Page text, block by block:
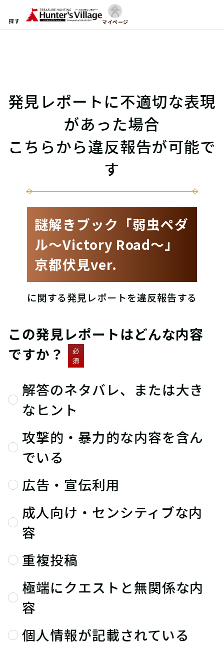
探す マイページ
発見レポートに不適切な表現
があった場合
こちらから違反報告が可能で
す
謎解きブック「弱虫ペダ
ル〜Victory Road〜」
京都伏見ver.
に関する発見レポートを違反報告する
この発見レポートはどんな内容
ですか？
必
須
解答のネタバレ、または大き
なヒント
攻撃的・暴力的な内容を含ん
でいる
広告・宣伝利用
成人向け・センシティブな内
容
重複投稿
極端にクエストと無関係な内
容
個人情報が記載されている